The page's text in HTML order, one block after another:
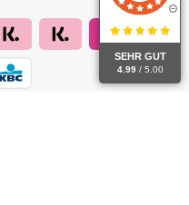
SEHR GUT
4.99 / 5.00